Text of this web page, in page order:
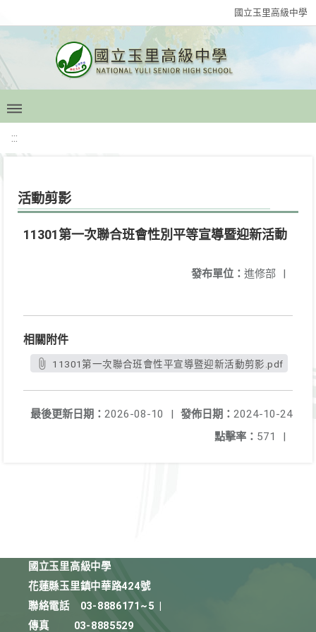
國立玉里高級中學
:::
活動剪影
11301第一次聯合班會性別平等宣導暨迎新活動
發布單位： 進修部 |
相關附件
11301第一次聯合班會性平宣導暨迎新活動剪影.pdf
發佈日期： 2024-10-24
最後更新日期： 2026-08-10
|
點擊率： 571 |
國立玉里高級中學
花蓮縣玉里鎮中華路424號
聯絡電話
03-8886171~5
傳真
03-8885529